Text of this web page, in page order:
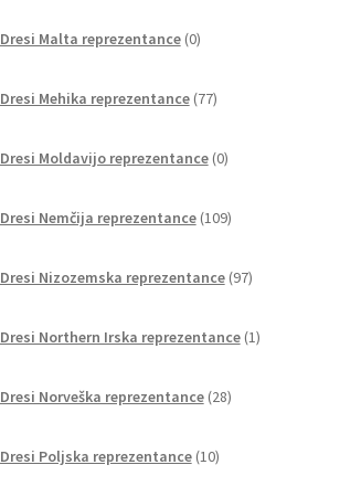
Dresi Malta reprezentance 0izdelkov
Dresi Mehika reprezentance 77izdelkov
Dresi Moldavijo reprezentance 0izdelkov
Dresi Nemčija reprezentance 109izdelkov
Dresi Nizozemska reprezentance 97izdelkov
Dresi Northern Irska reprezentance 1izdelek
Dresi Norveška reprezentance 28izdelkov
Dresi Poljska reprezentance 10izdelkov